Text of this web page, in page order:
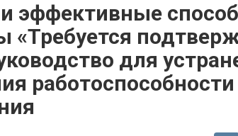
эффективные
«Требуется
для